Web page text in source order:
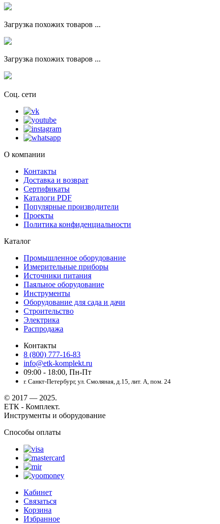
Загрузка похожих товаров ...
Загрузка похожих товаров ...
Соц. сети
О компании
Контакты
Доставка и возврат
Сертификаты
Каталоги PDF
Популярные производители
Проекты
Политика конфиденциальности
Каталог
Промышленное оборудование
Измерительные приборы
Источники питания
Паяльное оборудование
Инструменты
Оборудование для сада и дачи
Строительство
Электрика
Распродажа
Контакты
8 (800) 777-16-83
info@etk-komplekt.ru
09:00 - 18:00, Пн-Пт
г. Санкт-Петербург, ул. Смоляная, д.15, лит. А, пом. 24
© 2017 — 2025.
ЕТК - Комплект.
Инструменты и оборудование
Способы оплаты
Кабинет
Связаться
Корзина
Избранное